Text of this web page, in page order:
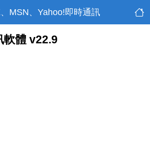
MSN、Yahoo!即時通訊
軟體 v22.9